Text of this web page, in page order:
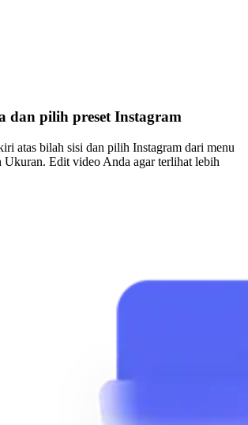
dan pilih preset Instagram
atas bilah sisi dan pilih Instagram dari menu
Edit video Anda agar terlihat lebih